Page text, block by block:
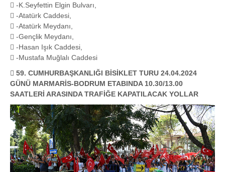
 -K.Seyfettin Elgin Bulvarı,
 -Atatürk Caddesi,
 -Atatürk Meydanı,
 -Gençlik Meydanı,
 -Hasan Işık Caddesi,
 -Mustafa Muğlalı Caddesi
 59. CUMHURBAŞKANLIĞI BİSİKLET TURU 24.04.2024
GÜNÜ MARMARİS-BODRUM ETABINDA 10.30/13.00
SAATLERİ ARASINDA TRAFİĞE KAPATILACAK YOLLAR